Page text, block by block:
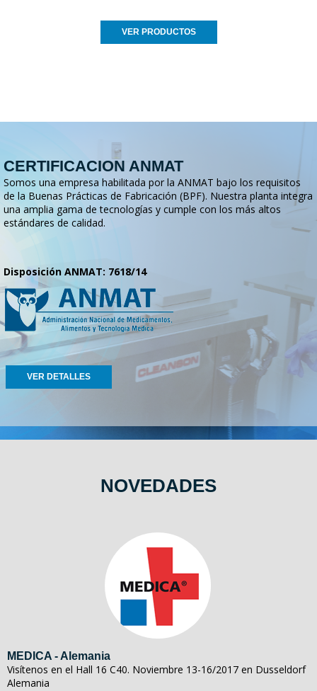
VER PRODUCTOS
CERTIFICACION ANMAT
Somos una empresa habilitada por la ANMAT bajo los requisitos
de la Buenas Prácticas de Fabricación (BPF). Nuestra planta integra
una amplia gama de tecnologías y cumple con los más altos
estándares de calidad.
Disposición ANMAT: 7618/14
VER DETALLES
NOVEDADES
MEDICA - Alemania
Visítenos en el Hall 16 C40. Noviembre 13-16/2017 en Dusseldorf
Alemania